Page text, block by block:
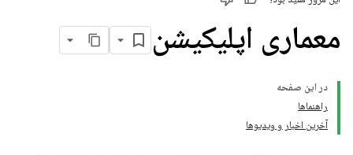
معماری اپلیکیشن
در این صفحه
راهنماها
آخرین اخبار و ویدیوها